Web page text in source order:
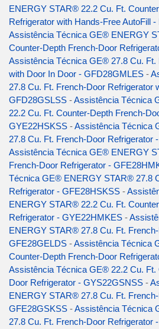
ENERGY STAR® 22.2 Cu. Ft.
Refrigerator with Hands-Free AutoFill
Assistência Técnica GE® ENERGY
Counter-Depth French-Door
Assistência Técnica GE® 27.8 Cu. Ft.
with Door In Door - GFD28GMLES -
27.8 Cu. Ft. French-Door Refrigerator
GFD28GSLSS -Assistência Técnica
22.2 Cu. Ft. Counter-Depth French-
GYE22HSKSS -Assistência Técnica
27.8 Cu. Ft. French-Door Refrigerator
Assistência Técnica GE® ENERGY
French-Door Refrigerator -
Técnica GE® ENERGY STAR® 27.8
Refrigerator - GFE28HSKSS -
ENERGY STAR® 22.2 Cu. Ft.
Refrigerator - GYE22HMKES -
ENERGY STAR® 27.8 Cu. Ft.
GFE28GELDS -Assistência Técnica
Counter-Depth French-Door
Assistência Técnica GE® 22.2 Cu. Ft.
Door Refrigerator - GYS22GSNSS -
ENERGY STAR® 27.8 Cu. Ft.
GFE28GSKSS -Assistência Técnica
27.8 Cu. Ft. French-Door Refrigerator